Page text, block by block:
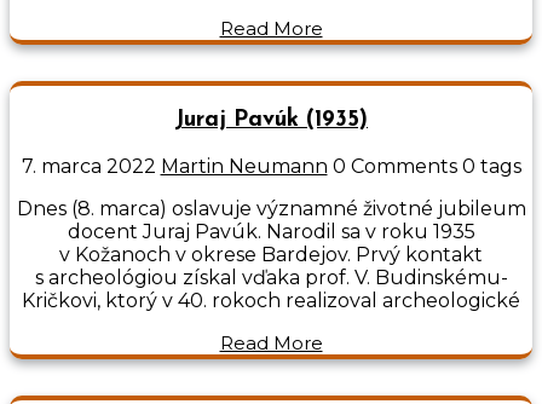
Read More
Juraj Pavúk (1935)
7. marca 2022 Martin Neumann 0 Comments 0 tags
Dnes (8. marca) oslavuje významné životné jubileum
docent Juraj Pavúk. Narodil sa v roku 1935
v Kožanoch v okrese Bardejov. Prvý kontakt
s archeológiou získal vďaka prof. V. Budinskému-
Kričkovi, ktorý v 40. rokoch realizoval archeologické
Read More